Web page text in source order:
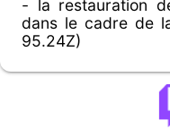
- la restauration
dans le cadre de
95.24Z)